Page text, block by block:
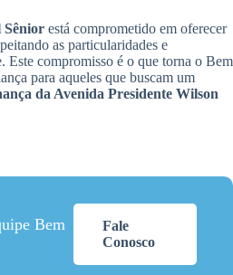
Sênior está comprometido em oferecer
as particularidades e
Este compromisso é o que torna o Bem
para aqueles que buscam um
da Avenida Presidente Wilson
Bem
Fale
Conosco